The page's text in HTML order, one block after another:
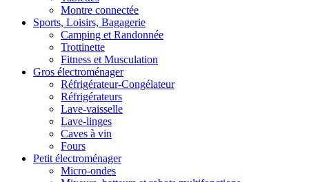
Montre connectée
Sports, Loisirs, Bagagerie
Camping et Randonnée
Trottinette
Fitness et Musculation
Gros électroménager
Réfrigérateur-Congélateur
Réfrigérateurs
Lave-vaisselle
Lave-linges
Caves à vin
Fours
Petit électroménager
Micro-ondes